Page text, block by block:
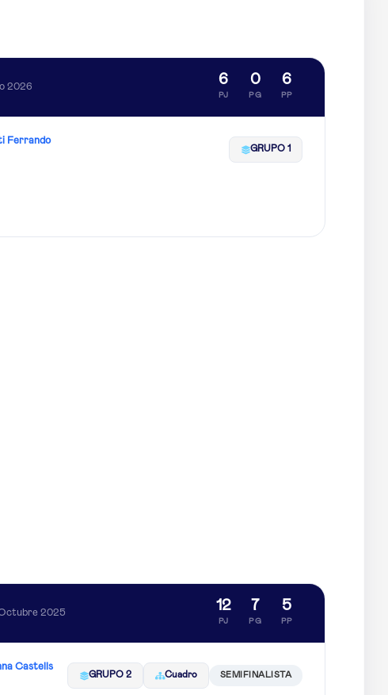
2026 6
PJ
0
PG
6
PP
Ferrando
GRUPO 1
2025 12
PJ
7
PG
5
PP
Castells
GRUPO 2 Cuadro SEMIFINALISTA